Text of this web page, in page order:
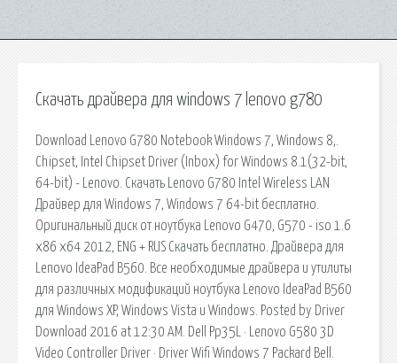
Скачать драйвера для windows 7 lenovo g780
Download Lenovo G780 Notebook Windows 7, Windows 8,.
Chipset, Intel Chipset Driver (Inbox) for Windows 8.1(32-bit,
64-bit) - Lenovo. Скачать Lenovo G780 Intel Wireless LAN
Драйвер для Windows 7, Windows 7 64-bit бесплатно.
Оригинальный диск от ноутбука Lenovo G470, G570 - iso 1.6
x86 x64 2012, ENG + RUS Скачать бесплатно. Драйвера для
Lenovo IdeaPad B560. Все необходимые драйвера и утилиты
для различных модификаций ноутбука Lenovo IdeaPad B560
для Windows XP, Windows Vista и Windows. Posted by Driver
Download 2016 at 12:30 AM. Dell Pp35L · Lenovo G580 3D
Video Controller Driver · Driver Wifi Windows 7 Packard Bell.